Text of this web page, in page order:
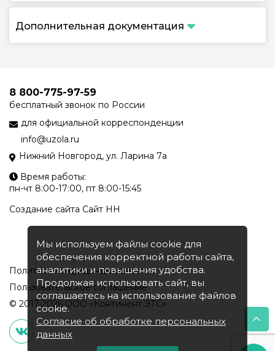
Дополнительная документация
Политика конфиденциальности
Пользовательское соглашение
© 2017-2026 ООО «Континент ЭТС»
8 800-775-97-59
бесплатный звонок по России
для официальной корреспонденции
info@uzola.ru
Нижний Новгород, ул. Ларина 7а
Время работы:
пн-чт 8:00-17:00, пт 8:00-15:45
Создание сайта Сайт НН
Мы используем файлы cookie для
обеспечения корректной работы сайта,
аналитики и повышения удобства.
Продолжая использовать сайт, вы
соглашаетесь на использование файлов
cookie.
Согласие об обработке персональных
данных